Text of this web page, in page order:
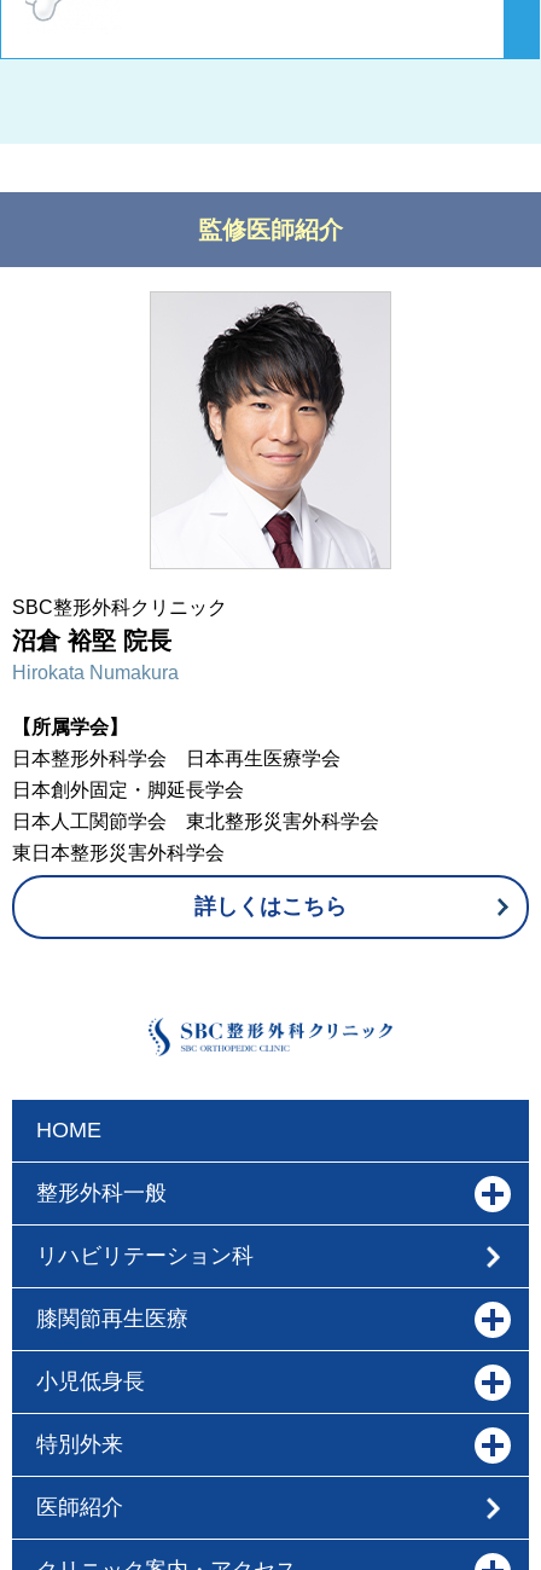
監修医師紹介
SBC整形外科クリニック
沼倉 裕堅 院長
Hirokata Numakura
【所属学会】
日本整形外科学会 日本再生医療学会
日本創外固定・脚延長学会
日本人工関節学会 東北整形災害外科学会
東日本整形災害外科学会
詳しくはこちら
HOME
整形外科一般
リハビリテーション科
膝関節再生医療
小児低身長
特別外来
医師紹介